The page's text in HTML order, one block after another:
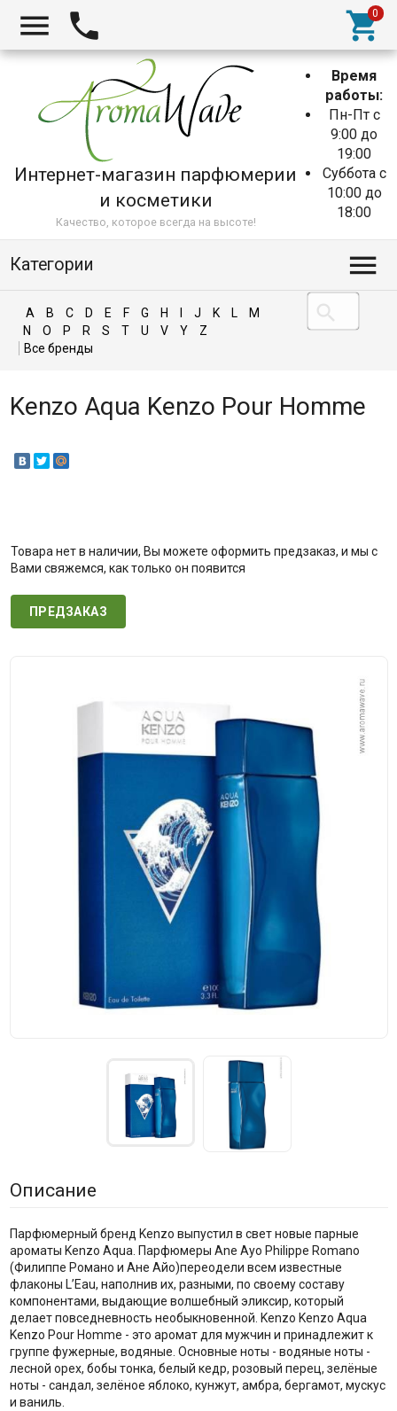
Интернет-магазин парфюмерии
и косметики
Качество, которое всегда на высоте!
Время
работы:
Пн-Пт с
9:00 до
19:00
Суббота с
10:00 до
18:00
Категории
A B C D E F G H J K L
M
N
O P R S T U V Y Z
Kenzo Aqua Kenzo Pour Homme
Товара нет в наличии, Вы можете оформить предзаказ, и мы с
Вами свяжемся, как только он появится
ПРЕДЗАКАЗ
Описание
Парфюмерный бренд Kenzo выпустил в свет новые парные
ароматы Kenzo Aqua. Парфюмеры Ane Ayo Philippe Romano
(Филиппе Романо и Ане Айо)переодели всем известные
флаконы L’Eau, наполнив их, разными, по своему составу
компонентами, выдающие волшебный эликсир, который
делает повседневность необыкновенной. Kenzo Kenzo Aqua
Kenzo Pour Homme - это аромат для мужчин и принадлежит к
группе фужерные, водяные. Основные ноты - водяные ноты -
лесной орех, бобы тонка, белый кедр, розовый перец, зелёные
ноты - сандал, зелёное яблоко, кунжут, амбра, бергамот, мускус
и ваниль.